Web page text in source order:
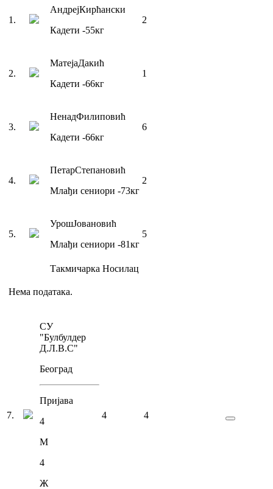
1 .
АндрејКирћански
Кадети -55кг
2
2.
МатејаДакић
Кадети -66кг
1
3.
НенадФилиповић
Кадети -66кг
6
4.
ПетарСтепановић
Млађи сениори -73кг
2
5.
УрошЈовановић
Млађи сениори -81кг
5
Такмичарка Носилац
Нема података.
7.
СУ
"Булбулдер
Д.Л.В.С"
Београд
Пријава
4
М
4
Ж
4 4